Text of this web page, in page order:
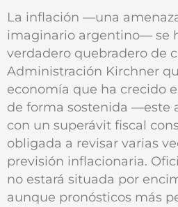
La inflación —una
imaginario argentino— se
verdadero quebradero de
Administración Kirchner
economía que ha crecido
de forma sostenida —este
con un superávit fiscal
obligada a revisar varias
previsión inflacionaria.
no estará situada por
aunque pronósticos más